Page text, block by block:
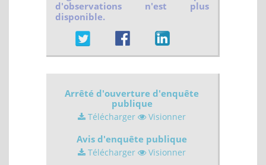
d'observations n'est plus
disponible.
Arrêté d'ouverture d'enquête
publique
Télécharger Visionner
Avis d'enquête publique
Télécharger Visionner